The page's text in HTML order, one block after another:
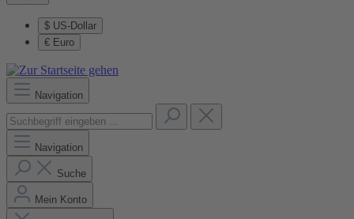
$ US-Dollar
€ Euro
Navigation
Navigation
Suche
Mein Konto